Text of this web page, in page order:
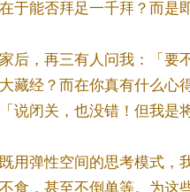
于能否拜足一千拜？而是
后，再三有人问我：「要
藏经？而在你真有什么心
说闭关，也没错！但我是
用弹性空间的思考模式，
食，甚至不倒单等。为这